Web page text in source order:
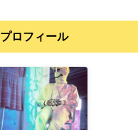
プロフィール